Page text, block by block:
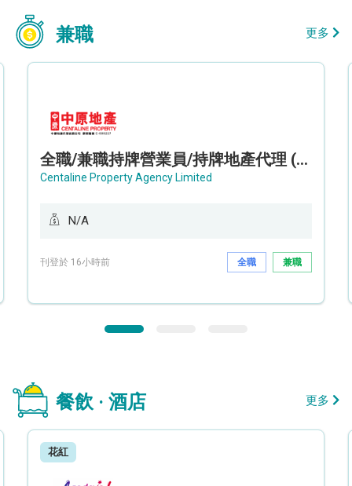
兼職 更多
全職/兼職持牌營業員/持牌地產代理 (長沙灣/將軍澳/油塘)
Centaline Property Agency Limited
N/A
刊登於 16小時前 全職 兼職
餐飲 · 酒店 更多
花紅